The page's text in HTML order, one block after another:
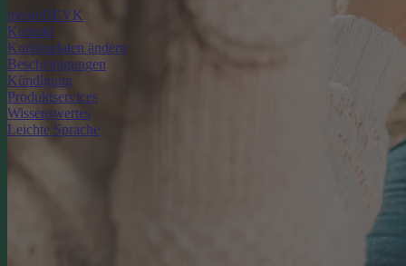
meineDEVK
Kontakt
Kundendaten ändern
Bescheinigungen
Kündigung
Produktservices
Wissenswertes
Leichte Sprache